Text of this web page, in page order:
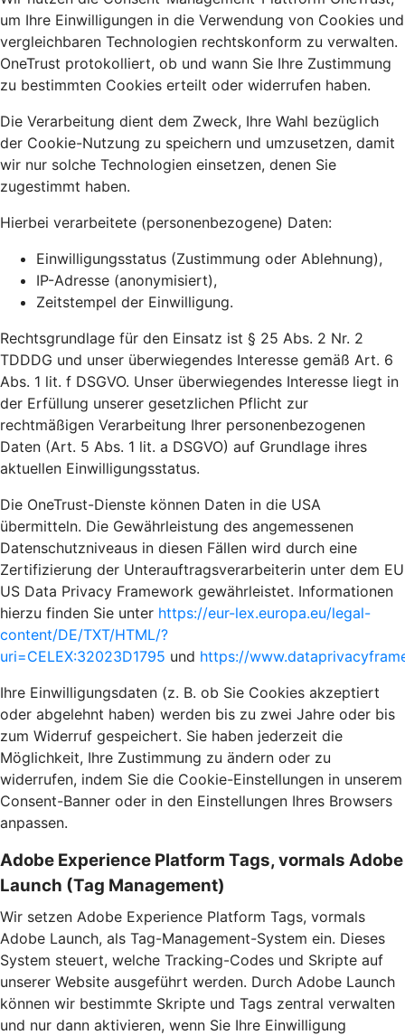
um Ihre Einwilligungen in die Verwendung von Cookies und
vergleichbaren Technologien rechtskonform zu verwalten.
OneTrust protokolliert, ob und wann Sie Ihre Zustimmung
zu bestimmten Cookies erteilt oder widerrufen haben.
Die Verarbeitung dient dem Zweck, Ihre Wahl bezüglich
der Cookie-Nutzung zu speichern und umzusetzen, damit
wir nur solche Technologien einsetzen, denen Sie
zugestimmt haben.
Hierbei verarbeitete (personenbezogene) Daten:
Einwilligungsstatus (Zustimmung oder Ablehnung),
IP-Adresse (anonymisiert),
Zeitstempel der Einwilligung.
Rechtsgrundlage für den Einsatz ist § 25 Abs. 2 Nr. 2
TDDDG und unser überwiegendes Interesse gemäß Art. 6
Abs. 1 lit. f DSGVO. Unser überwiegendes Interesse liegt in
der Erfüllung unserer gesetzlichen Pflicht zur
rechtmäßigen Verarbeitung Ihrer personenbezogenen
Daten (Art. 5 Abs. 1 lit. a DSGVO) auf Grundlage ihres
aktuellen Einwilligungsstatus.
Die OneTrust-Dienste können Daten in die USA
übermitteln. Die Gewährleistung des angemessenen
Datenschutzniveaus in diesen Fällen wird durch eine
Zertifizierung der Unterauftragsverarbeiterin unter dem EU
US Data Privacy Framework gewährleistet. Informationen
hierzu finden Sie unter https://eur-lex.europa.eu/legal-
content/DE/TXT/HTML/?
uri=CELEX:32023D1795 und https://
Ihre Einwilligungsdaten (z. B. ob Sie Cookies akzeptiert
oder abgelehnt haben) werden bis zu zwei Jahre oder bis
zum Widerruf gespeichert. Sie haben jederzeit die
Möglichkeit, Ihre Zustimmung zu ändern oder zu
widerrufen, indem Sie die Cookie-Einstellungen in unserem
Consent-Banner oder in den Einstellungen Ihres Browsers
anpassen.
Adobe Experience Platform Tags, vormals Adobe
Launch (Tag Management)
Wir setzen Adobe Experience Platform Tags, vormals
Adobe Launch, als Tag-Management-System ein. Dieses
System steuert, welche Tracking-Codes und Skripte auf
unserer Website ausgeführt werden. Durch Adobe Launch
können wir bestimmte Skripte und Tags zentral verwalten
und nur dann aktivieren, wenn Sie Ihre Einwilligung